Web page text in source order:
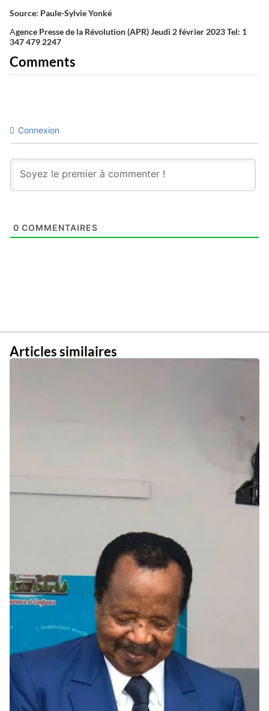
Source: Paule-Sylvie Yonké
Agence Presse de la Révolution (APR) Jeudi 2 février 2023 Tel: 1
347 479 2247
Comments
Connexion
0 COMMENTAIRES
Articles similaires